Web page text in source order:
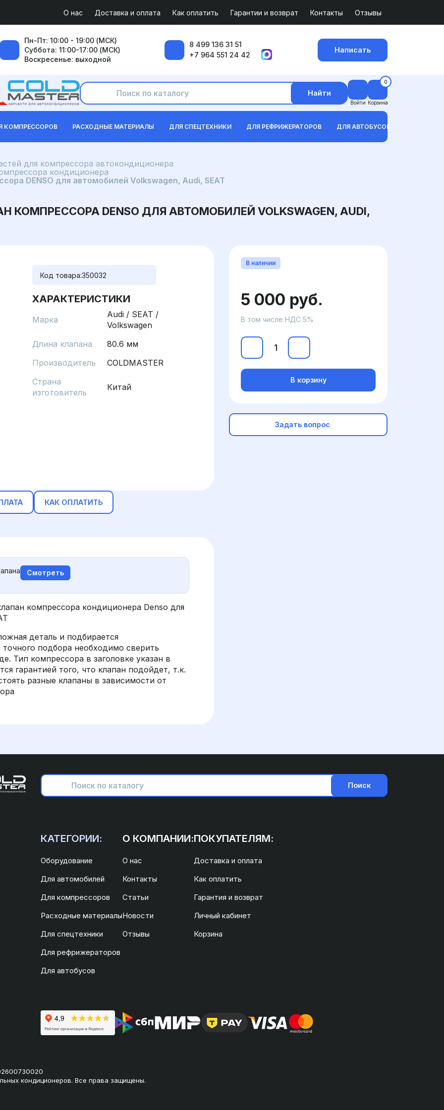
О нас Доставка и оплата Как оплатить Гарантии и возврат Контакты Отзывы
Пн-Пт: 10:00 - 19:00 (МСК)
Суббота: 11:00-17:00 (МСК)
Воскресенье: выходной
8 499 136 31 51
+7 964 551 24 42
Написать
Найти
Войти
0
Корзина
КОМПРЕССОРОВ РАСХОДНЫЕ МАТЕРИАЛЫ ДЛЯ СПЕЦТЕХНИКИ ДЛЯ РЕФРИЖЕРАТОРОВ ДЛЯ АВТОБУСОВ
для компрессора автокондиционера
кондиционера
DENSO для автомобилей Volkswagen, Audi, SEAT
DENSO ДЛЯ АВТОМОБИЛЕЙ VOLKSWAGEN, AUDI,
Код товара:350032
ХАРАКТЕРИСТИКИ
Марка
Audi / SEAT /
Volkswagen
Длина клапана
80.6 мм
Производитель
COLDMASTER
Страна
изготовитель
Китай
КАК ОПЛАТИТЬ
Смотреть
компрессора кондиционера Denso для
деталь и подбирается
подбора необходимо сверить
Тип компрессора в заголовке указан в
гарантией того, что клапан подойдет, т.к.
разные клапаны в зависимости от
В наличии
5 000 руб.
В том числе НДС 5%
В корзину
Задать вопрос
Поиск
КАТЕГОРИИ:
Оборудование
Для автомобилей
Для компрессоров
Расходные материалы
Для спецтехники
Для рефрижераторов
Для автобусов
О КОМПАНИИ:
О нас
Контакты
Статьи
Новости
Отзывы
ПОКУПАТЕЛЯМ:
Доставка и оплата
Как оплатить
Гарантия и возврат
Личный кабинет
Корзина
кондиционеров. Все права защищены.